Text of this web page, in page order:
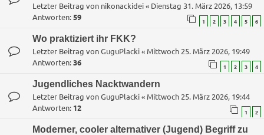
Letzter Beitrag von nikonackidei« Dienstag 31. März 2026, 13:59
Antworten:59 1 2 3 4 5 6
Wo praktiziert ihr FKK?
Letzter Beitrag vonGuguPlacki« Mittwoch 25. März 2026, 19:49
Antworten:36 1 2 3 4
Jugendliches Nacktwandern
Letzter Beitrag vonGuguPlacki« Mittwoch 25. März 2026, 19:44
Antworten: 12 1 2
Moderner, cooler alternativer (Jugend) Begriff zu